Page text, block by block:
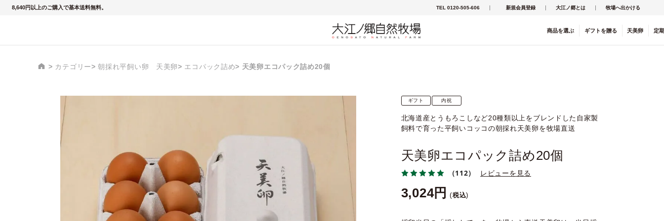
8,640円以上のご購入で基本送料無料。 TEL 0120-505-606 新規会員登録 大江ノ郷とは 牧場へ出かける
商品を選ぶ ギフト を贈る 天美卵 定
カテゴリー 朝採れ平飼い卵 天美卵 エコパック詰め 天美卵エコパック詰め20個
ギフト 内祝
北海道産とうもろこしなど20種類以上をブレンドした自家製
飼料で育った平飼いコッコの朝採れ天美卵を牧場直送
天美卵エコパック詰め20個
（112） レビューを見る
3,024 税込